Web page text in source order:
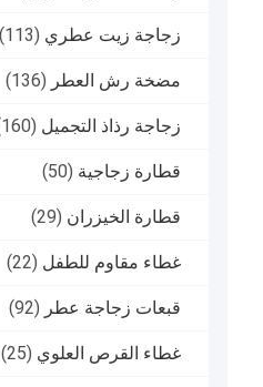
زجاجة زيت عطري (113)
مضخة رش العطر (136)
زجاجة رذاذ التجميل (160)
قطارة زجاجية (50)
قطارة الخيزران (29)
غطاء مقاوم للطفل (22)
قبعات زجاجة عطر (92)
غطاء القرص العلوي (25)